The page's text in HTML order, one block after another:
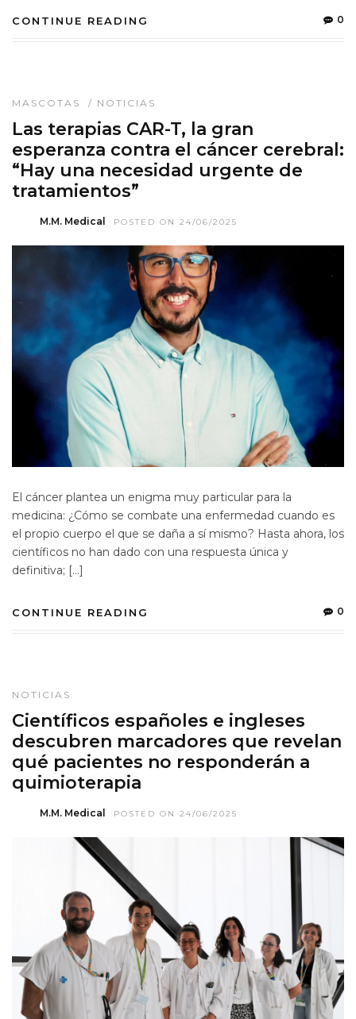
CONTINUE READING 0
MASCOTAS / NOTICIAS
Las terapias CAR-T, la gran
esperanza contra el cáncer cerebral:
“Hay una necesidad urgente de
tratamientos”
M.M. Medical POSTED ON 24/06/2025
El cáncer plantea un enigma muy particular para la
medicina: ¿Cómo se combate una enfermedad cuando es
el propio cuerpo el que se daña a sí mismo? Hasta ahora, los
científicos no han dado con una respuesta única y
definitiva; […]
CONTINUE READING 0
NOTICIAS
Científicos españoles e ingleses
descubren marcadores que revelan
qué pacientes no responderán a
quimioterapia
M.M. Medical POSTED ON 24/06/2025